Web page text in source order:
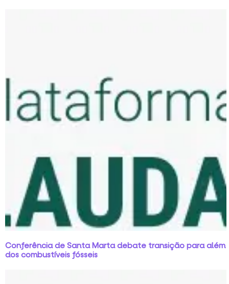
Conferência de Santa Marta debate transição para além
dos combustíveis fósseis